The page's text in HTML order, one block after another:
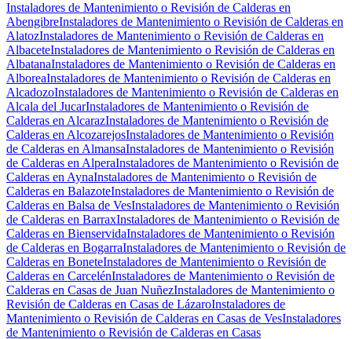
Instaladores de Mantenimiento o Revisión de Calderas en
AbengibreInstaladores de Mantenimiento o Revisión de Calderas en
AlatozInstaladores de Mantenimiento o Revisión de Calderas en
AlbaceteInstaladores de Mantenimiento o Revisión de Calderas en
AlbatanaInstaladores de Mantenimiento o Revisión de Calderas en
AlboreaInstaladores de Mantenimiento o Revisión de Calderas en
AlcadozoInstaladores de Mantenimiento o Revisión de Calderas en
Alcala del JucarInstaladores de Mantenimiento o Revisión de
Calderas en AlcarazInstaladores de Mantenimiento o Revisión de
Calderas en AlcozarejosInstaladores de Mantenimiento o Revisión
de Calderas en AlmansaInstaladores de Mantenimiento o Revisión
de Calderas en AlperaInstaladores de Mantenimiento o Revisión de
Calderas en AynaInstaladores de Mantenimiento o Revisión de
Calderas en BalazoteInstaladores de Mantenimiento o Revisión de
Calderas en Balsa de VesInstaladores de Mantenimiento o Revisión
de Calderas en BarraxInstaladores de Mantenimiento o Revisión de
Calderas en BienservidaInstaladores de Mantenimiento o Revisión
de Calderas en BogarraInstaladores de Mantenimiento o Revisión de
Calderas en BoneteInstaladores de Mantenimiento o Revisión de
Calderas en CarcelénInstaladores de Mantenimiento o Revisión de
Calderas en Casas de Juan NuñezInstaladores de Mantenimiento o
Revisión de Calderas en Casas de LázaroInstaladores de
Mantenimiento o Revisión de Calderas en Casas de VesInstaladores
de Mantenimiento o Revisión de Calderas en Casas